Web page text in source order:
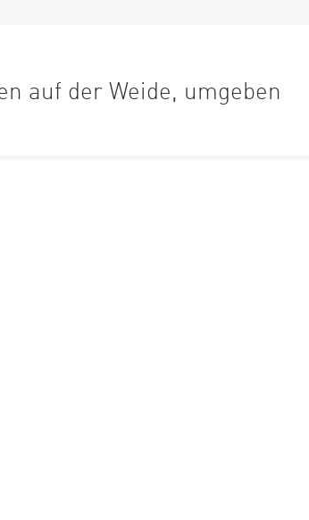
auf der Weide, umgeben